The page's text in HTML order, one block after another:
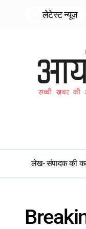
लेटेस्ट न्यूज़
लेख- संपादक की